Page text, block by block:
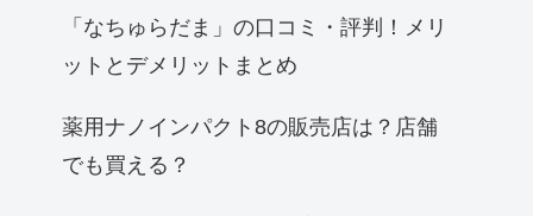
「なちゅらだま」の口コミ・評判！メリ
ットとデメリットまとめ
薬用ナノインパクト8の販売店は？店舗
でも買える？